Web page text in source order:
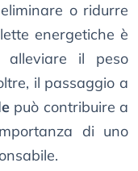
o ridurre
energetiche è
alleviare il peso
il passaggio a
può contribuire a
di uno